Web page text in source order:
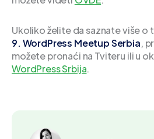
Ukoliko želite da saznate više o
9. WordPress Meetup Serbia,
možete pronaći na Tviteru ili u
WordPress Srbija.